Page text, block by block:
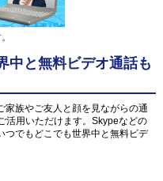
中と無料ビデオ通話も
家族やご友人と顔を見ながらの通
活用いただけます。Skypeなどの
つでもどこでも世界中と無料ビデ